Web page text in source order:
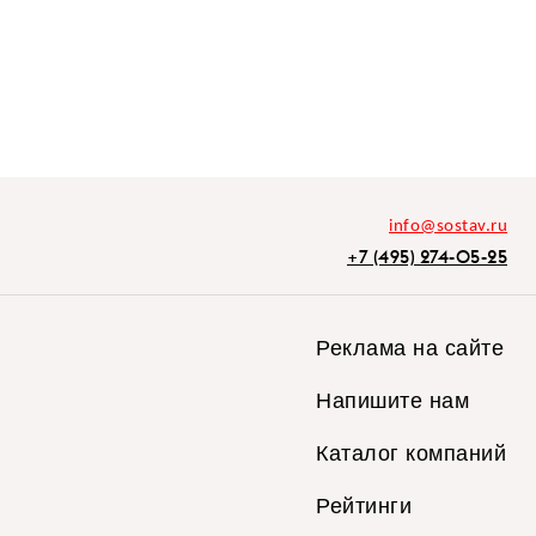
info@sostav.ru
+7 (495) 274-05-25
Реклама на сайте
Напишите нам
Каталог компаний
Рейтинги